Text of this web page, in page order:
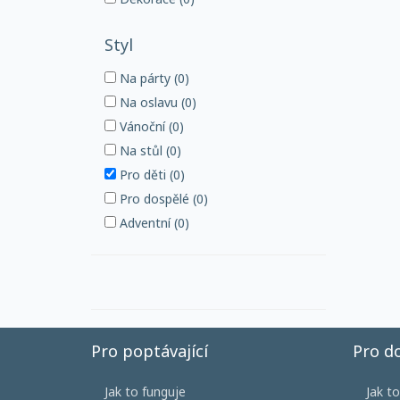
Styl
Na párty (0)
Na oslavu (0)
Vánoční (0)
Na stůl (0)
Pro děti (0)
Pro dospělé (0)
Adventní (0)
Pro poptávající
Jak to funguje
Pro
Jak